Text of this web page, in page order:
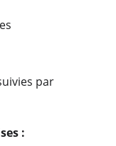
par
: